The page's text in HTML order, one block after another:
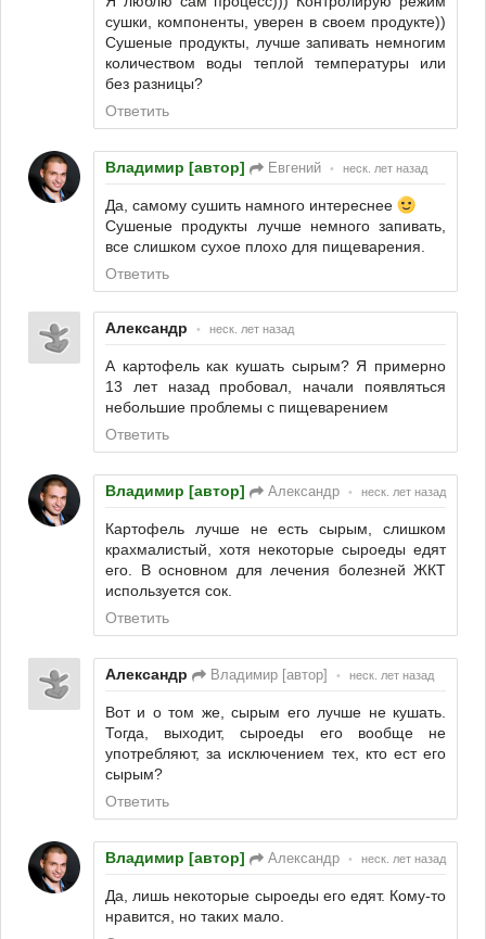
сушки, компоненты, уверен в своем продукте))
Сушеные продукты, лучше запивать немногим
количеством воды теплой температуры или
без разницы?
Ответить
Владимир [автор] Евгений • неск. лет назад
Да, самому сушить намного интереснее
Сушеные продукты лучше немного запивать,
все слишком сухое плохо для пищеварения.
Ответить
Александр • неск. лет назад
А картофель как кушать сырым? Я примерно
13 лет назад пробовал, начали появляться
небольшие проблемы с пищеварением
Ответить
Владимир [автор] Александр • неск. лет назад
Картофель лучше не есть сырым, слишком
крахмалистый, хотя некоторые сыроеды едят
его. В основном для лечения болезней ЖКТ
используется сок.
Ответить
Александр Владимир [автор] • неск. лет назад
Вот и о том же, сырым его лучше не кушать.
Тогда, выходит, сыроеды его вообще не
употребляют, за исключением тех, кто ест его
сырым?
Ответить
Владимир [автор] Александр • неск. лет назад
Да, лишь некоторые сыроеды его едят. Кому-то
нравится, но таких мало.